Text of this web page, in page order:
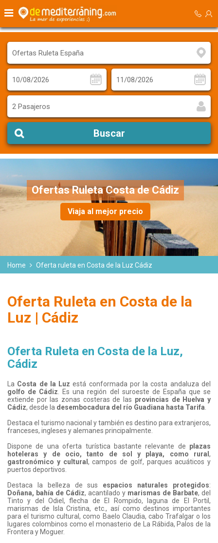
2 Pasajeros
Buscar
Ofertas Ruleta Costa de Cádiz
Viaja al mejor precio
Home Oferta ruleta en Costa de la Luz Cádiz
Oferta Ruleta en Costa de la
Luz | Cádiz
Oferta Ruleta en Costa de la Luz,
Cádiz
La Costa de la Luzestá conformada por la costa andaluza del
golfo de Cádiz . Es una región del suroeste de España que se
extiende por las zonas costeras de las provincias de Huelva y
Cádiz, desde la desembocadura del río Guadiana hasta Tarifa
Destaca el turismo nacional y también es destino para extranjeros,
franceses, ingleses y alemanes principalmente.
Dispone de una oferta turística bastante relevante de plazas
hoteleras y de ocio, tanto de sol y playa, como rural ,
gastronómico y cultural , campos de golf, parques acuáticos y
puertos deportivos.
Destaca la belleza de sus espacios naturales protegidos:
Doñana, bahía de Cádiz, acantilado y marismas de Barbate, del
Tinto y del Odiel, flecha de El Rompido, laguna de El Portil,
marismas de Isla Cristina, etc., así como destinos importantes
para el turismo cultural, como Baelo Claudia, cabo Trafalgar o los
lugares colombinos como el monasterio de La Rábida, Palos de la
Frontera y Moguer.